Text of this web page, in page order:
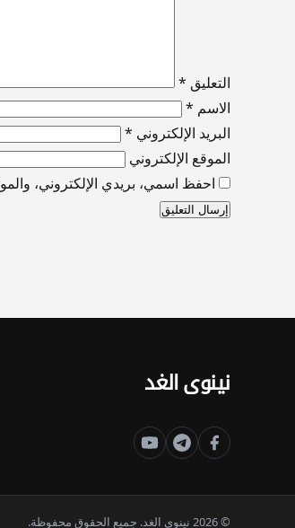
التعليق *
الاسم *
البريد الإلكتروني *
الموقع الإلكتروني
احفظ اسمي، بريدي الإلكتروني،
نينوى الغد
© 2026 نينوى الغد. جميع الحقوق محفوظة.